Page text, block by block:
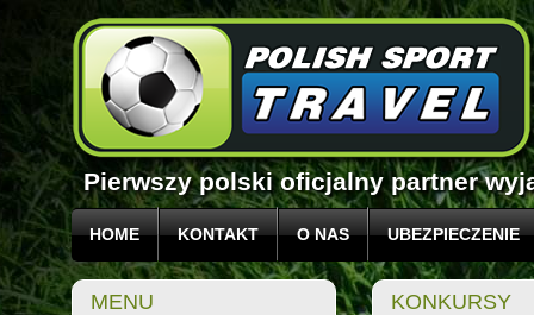
Pierwszy polski oficjalny partner
HOME KONTAKT O NAS UBEZPIECZENIE
MENU KONKURSY